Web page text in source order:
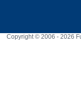
Copyright © 2006 - 2026